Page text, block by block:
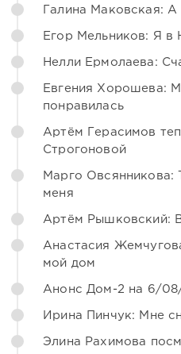
Галина Маковская:
Егор Мельников: Я в
Нелли Ермолаева:
Евгения Хорошева:
понравилась
Артём Герасимов
Строгоновой
Марго Овсянникова:
меня
Артём Рышковский:
Анастасия
мой дом
Анонс Дом-2 на 6/
Ирина Пинчук: Мне
Элина Рахимова